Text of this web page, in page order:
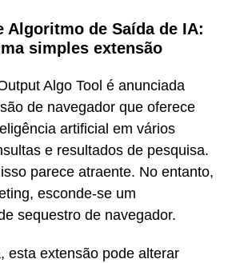
Algoritmo de Saída de IA:
simples extensão
Algo Tool é anunciada
de navegador que oferece
artificial em vários
e resultados de pesquisa.
parece atraente. No entanto,
esconde-se um
sequestro de navegador.
esta extensão pode alterar